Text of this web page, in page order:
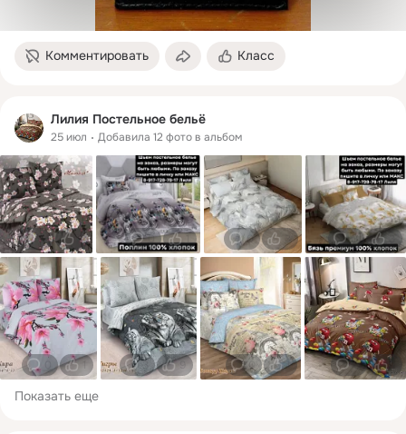
Комментировать Класс
Лилия Постельное бельё
25 июл Добавила 12 фото в альбом
0 1 0 1 0 3 0
1 3 9 0 1 0
Показать еще